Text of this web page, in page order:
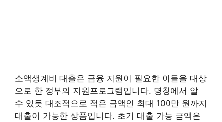
소액생계비 대출은 금융 지원이 필요한 이들을 대상
으로 한 정부의 지원프로그램입니다. 명칭에서 알
수 있듯 대조적으로 적은 금액인 최대 100만 원까지
대출이 가능한 상품입니다. 초기 대출 가능 금액은